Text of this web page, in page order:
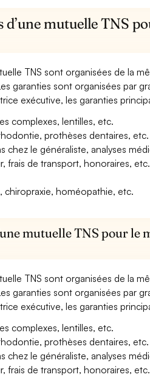
d’une mutuelle TNS
TNS sont organisées de la
garanties sont organisées par
exécutive, les garanties
complexes, lentilles, etc.
prothèses dentaires, etc.
chez le généraliste, analyses
frais de transport, honoraires, etc.
chiropraxie, homéopathie, etc.
mutuelle TNS pour
TNS sont organisées de la
garanties sont organisées par
exécutive, les garanties
complexes, lentilles, etc.
prothèses dentaires, etc.
chez le généraliste, analyses
frais de transport, honoraires, etc.